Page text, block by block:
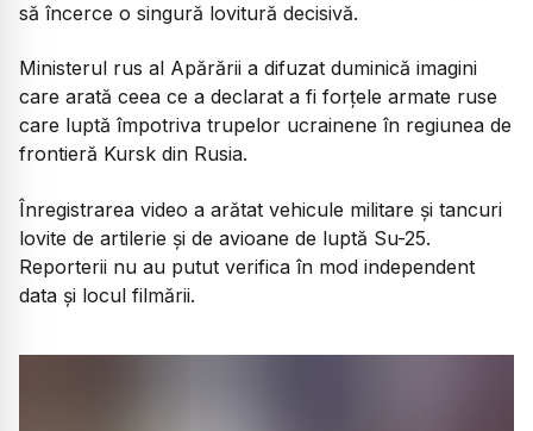
să încerce o singură lovitură decisivă.
Ministerul rus al Apărării a difuzat duminică imagini
care arată ceea ce a declarat a fi forțele armate ruse
care luptă împotriva trupelor ucrainene în regiunea de
frontieră Kursk din Rusia.
Înregistrarea video a arătat vehicule militare și tancuri
lovite de artilerie și de avioane de luptă Su-25.
Reporterii nu au putut verifica în mod independent
data și locul filmării.